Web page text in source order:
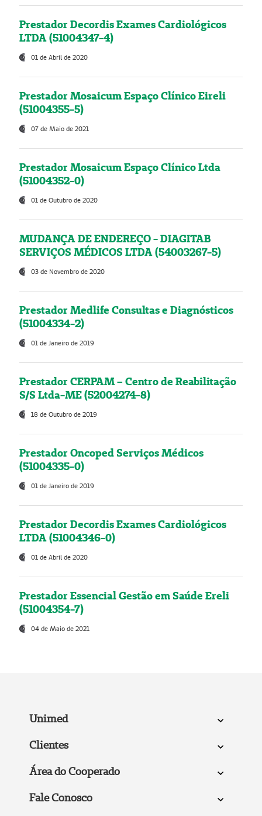
Prestador Decordis Exames Cardiológicos
LTDA (51004347-4)
01 de Abril de 2020
Prestador Mosaicum Espaço Clínico Eireli
(51004355-5)
07 de Maio de 2021
Prestador Mosaicum Espaço Clínico Ltda
(51004352-0)
01 de Outubro de 2020
MUDANÇA DE ENDEREÇO - DIAGITAB
SERVIÇOS MÉDICOS LTDA (54003267-5)
03 de Novembro de 2020
Prestador Medlife Consultas e Diagnósticos
(51004334-2)
01 de Janeiro de 2019
Prestador CERPAM – Centro de Reabilitação
S/S Ltda-ME (52004274-8)
18 de Outubro de 2019
Prestador Oncoped Serviços Médicos
(51004335-0)
01 de Janeiro de 2019
Prestador Decordis Exames Cardiológicos
LTDA (51004346-0)
01 de Abril de 2020
Prestador Essencial Gestão em Saúde Ereli
(51004354-7)
04 de Maio de 2021
Unimed
Clientes
Área do Cooperado
Fale Conosco